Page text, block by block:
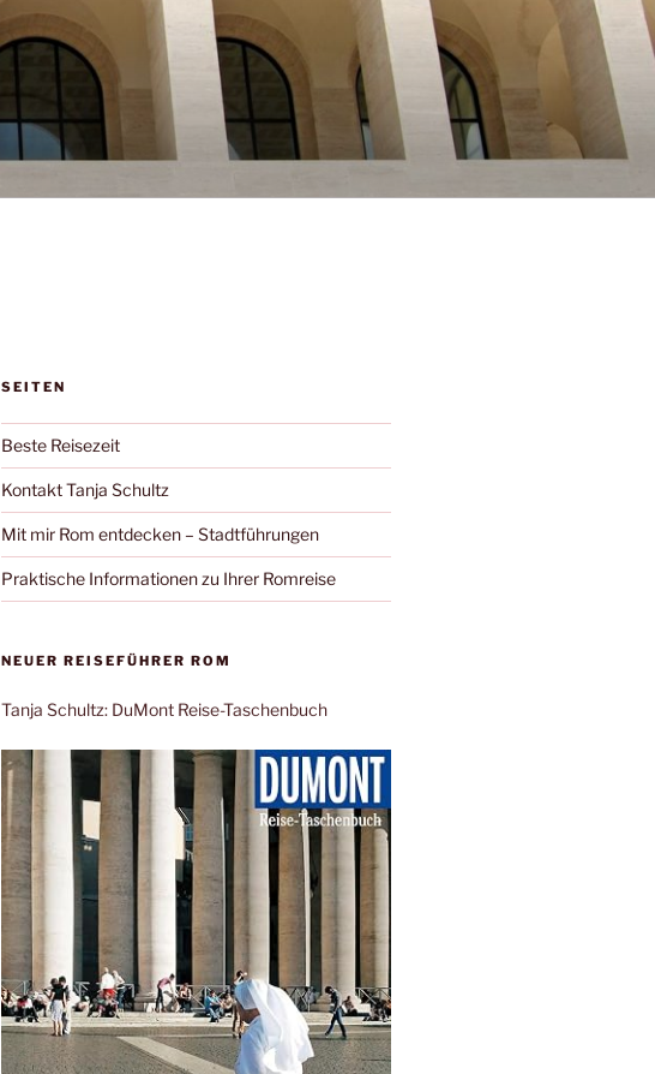
SEITEN
Beste Reisezeit
Kontakt Tanja Schultz
Mit mir Rom entdecken – Stadtführungen
Praktische Informationen zu Ihrer Romreise
NEUER REISEFÜHRER ROM
Tanja Schultz: DuMont Reise-Taschenbuch